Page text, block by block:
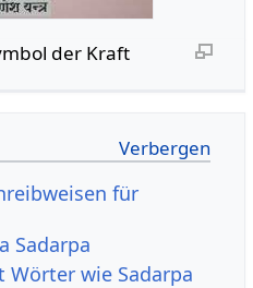
der Kraft
für
Sadarpa
Wörter wie Sadarpa